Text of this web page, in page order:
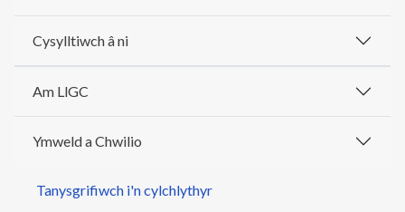
Cysylltiwch â ni
Am LlGC
Ymweld a Chwilio
Tanysgrifiwch i'n cylchlythyr